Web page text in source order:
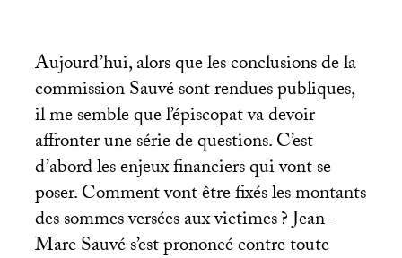
Aujourd’hui, alors que les conclusions de la
commission Sauvé sont rendues publiques,
il me semble que l’épiscopat va devoir
affronter une série de questions. C’est
d’abord les enjeux financiers qui vont se
poser. Comment vont être fixés les montants
des sommes versées aux victimes? Jean-
Marc Sauvé s’est prononcé contre toute